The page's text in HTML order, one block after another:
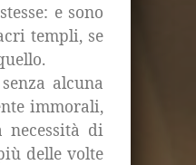
e sono
templi, se
alcuna
immorali,
di
delle volte